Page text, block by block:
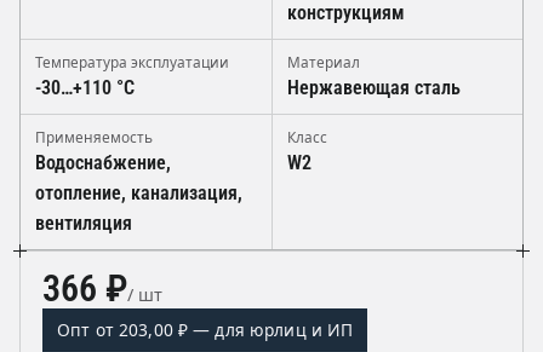
конструкциям
Температура эксплуатации
-30…+110 °C
Материал
Нержавеющая сталь
Применяемость
Водоснабжение,
отопление, канализация,
вентиляция
Класс
W2
366 ₽/ шт
Опт от 203,00 ₽ — для юрлиц и ИП